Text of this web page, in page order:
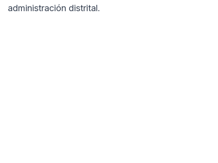
administración distrital.